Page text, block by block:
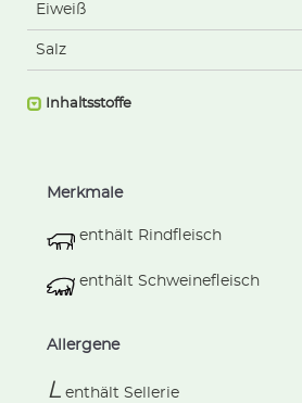
Eiweiß
Salz
Inhaltsstoffe
Merkmale
enthält Rindfleisch
enthält Schweinefleisch
Allergene
L enthält Sellerie